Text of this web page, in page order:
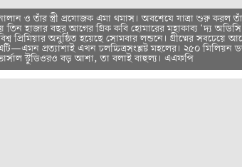
নোলান ও তাঁর স্ত্রী প্রযোজক এমা থমাস। অবশেষে যাত্রা শুরু করল
তিন হাজার বছর আগের গ্রিক কবি হোমারের মহাকাব্য ‘দ্য
প্রিমিয়ার অনুষ্ঠিত হয়েছে সোমবার লন্ডনে। গ্রীষ্মের সবচেয়ে
প্রত্যাশাই এখন চলচ্চিত্রসংশ্লষ্ট মহলের। ২৫০ মিলিয়ন
স্টুডিওরও বড় আশা, তা বলাই বাহুল্য। এএফপি